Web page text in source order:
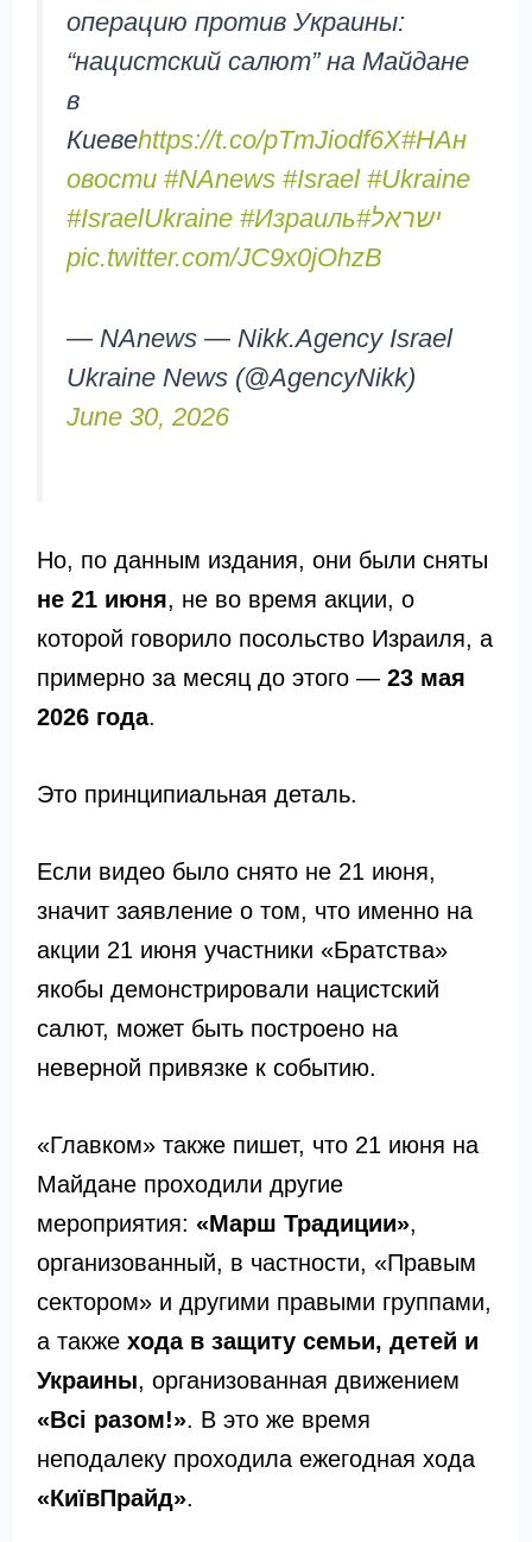
операцию против Украины:
“нацистский салют” на Майдане
в
Киевеhttps://t.co/pTmJiodf6X#НАн
овости #NAnews #Israel #Ukraine
#IsraelUkraine #Израиль #ישראל
pic.twitter.com/JC9x0jOhzB
— NAnews — Nikk.Agency Israel
Ukraine News (@AgencyNikk)
June 30, 2026
Но, по данным издания, они были сняты
не 21 июня, не во время акции, о
которой говорило посольство Израиля, а
примерно за месяц до этого — 23 мая
2026 года.
Это принципиальная деталь.
Если видео было снято не 21 июня,
значит заявление о том, что именно на
акции 21 июня участники «Братства»
якобы демонстрировали нацистский
салют, может быть построено на
неверной привязке к событию.
«Главком» также пишет, что 21 июня на
Майдане проходили другие
мероприятия: «Марш Традиции»,
организованный, в частности, «Правым
сектором» и другими правыми группами,
а также хода в защиту семьи, детей и
Украины, организованная движением
«Всі разом!». В это же время
неподалеку проходила ежегодная хода
«КиївПрайд».